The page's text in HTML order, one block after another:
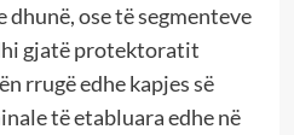
ose të segmenteve
gjatë protektoratit
rrugë edhe kapjes së
të etabluara edhe në